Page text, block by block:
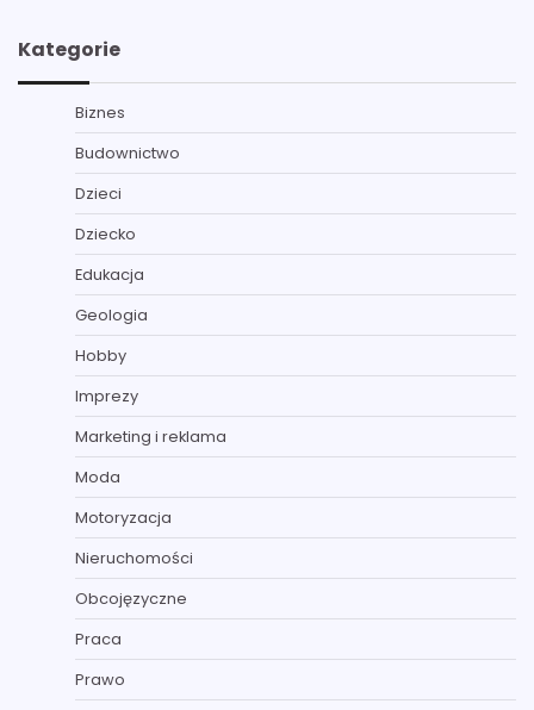
Kategorie
Biznes
Budownictwo
Dzieci
Dziecko
Edukacja
Geologia
Hobby
Imprezy
Marketing i reklama
Moda
Motoryzacja
Nieruchomości
Obcojęzyczne
Praca
Prawo